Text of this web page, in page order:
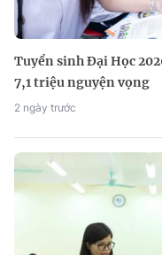
Tuyển sinh Đại Học
7,1 triệu nguyện vọng
2 ngày trước